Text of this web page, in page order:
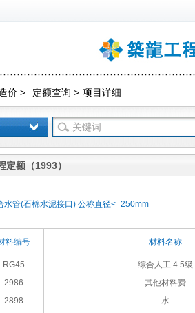
价 > 定额查询 > 项目详细
定额（1993）
水管(石棉水泥接口) 公称直径<=250mm
料编号 材料名称
RG45 综合人工 4.5级
2986
其他材料费
2898
水